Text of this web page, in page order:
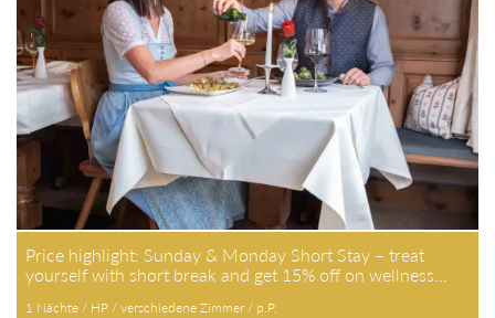
Price highlight: Sunday & Monday Short Stay – treat
yourself with short break and get 15% off on wellness…
1 Nächte / HP / verschiedene Zimmer / p.P.